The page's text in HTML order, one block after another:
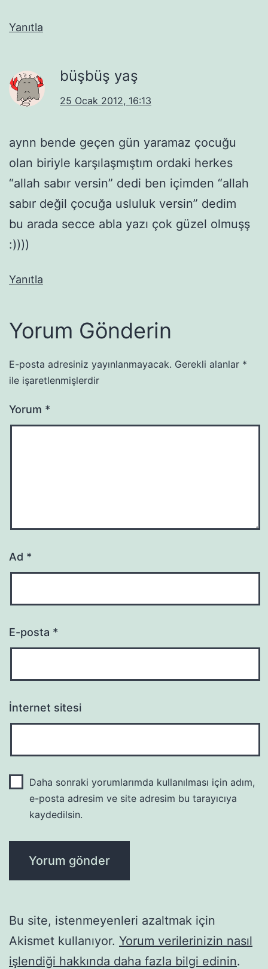
Yanıtla
büşbüş yaş
25 Ocak 2012, 16:13
aynn bende geçen gün yaramaz çocuğu
olan biriyle karşılaşmıştım ordaki herkes
“allah sabır versin” dedi ben içimden “allah
sabır değil çocuğa usluluk versin” dedim
bu arada secce abla yazı çok güzel olmuşş
:))))
Yanıtla
Yorum Gönderin
E-posta adresiniz yayınlanmayacak. Gerekli alanlar *
ile işaretlenmişlerdir
Yorum *
Ad *
E-posta *
İnternet sitesi
Daha sonraki yorumlarımda kullanılması için adım,
e-posta adresim ve site adresim bu tarayıcıya
kaydedilsin.
Bu site, istenmeyenleri azaltmak için
Akismet kullanıyor. Yorum verilerinizin nasıl
işlendiği hakkında daha fazla bilgi edinin.